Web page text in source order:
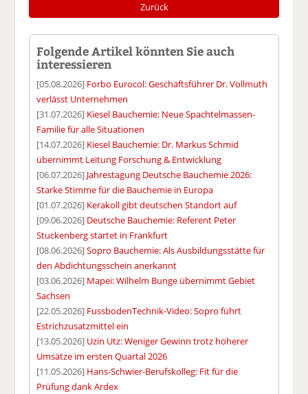
Zurück
Folgende Artikel könnten Sie auch
interessieren
[05.08.2026] Forbo Eurocol: Geschäftsführer Dr. Vollmuth
verlässt Unternehmen
[31.07.2026] Kiesel Bauchemie: Neue Spachtelmassen-
Familie für alle Situationen
[14.07.2026] Kiesel Bauchemie: Dr. Markus Schmid
übernimmt Leitung Forschung & Entwicklung
[06.07.2026] Jahrestagung Deutsche Bauchemie 2026:
Starke Stimme für die Bauchemie in Europa
[01.07.2026] Kerakoll gibt deutschen Standort auf
[09.06.2026] Deutsche Bauchemie: Referent Peter
Stuckenberg startet in Frankfurt
[08.06.2026]Sopro Bauchemie: Als Ausbildungsstätte für
den Abdichtungsschein anerkannt
[03.06.2026] Mapei: Wilhelm Bunge übernimmt Gebiet
Sachsen
[22.05.2026] FussbodenTechnik-Video: Sopro führt
Estrichzusatzmittel ein
[13.05.2026] Uzin Utz: Weniger Gewinn trotz höherer
Umsätze im ersten Quartal 2026
[11.05.2026] Hans-Schwier-Berufskolleg: Fit für die
Prüfung dank Ardex